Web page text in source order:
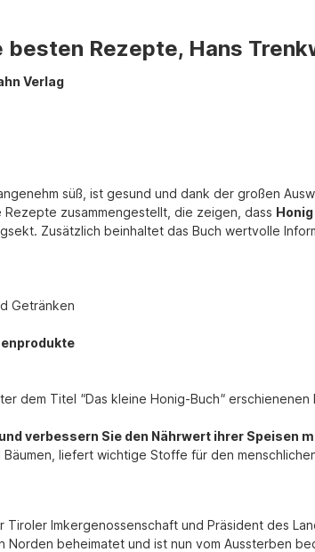
Rezepte, Hans
Verlag
süß, ist gesund und dank der großen
zusammengestellt, die zeigen, dass
Zusätzlich beinhaltet das Buch wertvolle
Getränken
dem Titel "Das kleine Honig-Buch" erschienenen
verbessern Sie den Nährwert ihrer Speisen
liefert wichtige Stoffe für den
Tiroler Imkergenossenschaft und Präsident des
beheimatet und ist nun vom Aussterben